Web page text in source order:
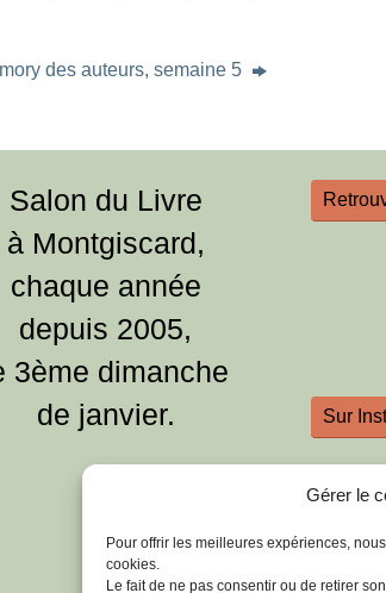
Gérer le
Pour offrir les meilleures expériences,
cookies.
Le fait de ne pas consentir ou de retirer
des auteurs, semaine 5
Salon du Livre
à Montgiscard,
chaque année
depuis 2005,
3ème dimanche
de janvier.
Sur